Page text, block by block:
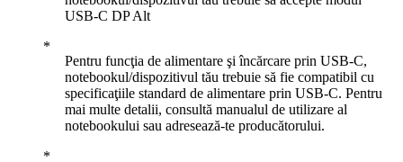
USB-C DP Alt
Pentru funcţia de alimentare şi încărcare prin USB-C,
notebookul/dispozitivul tău trebuie să fie compatibil cu
specificaţiile standard de alimentare prin USB-C. Pentru
mai multe detalii, consultă manualul de utilizare al
notebookului sau adresează-te producătorului.